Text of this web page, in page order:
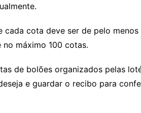
cada cota deve ser de pelo
máximo 100 cotas.
de bolões organizados pelas
e guardar o recibo para